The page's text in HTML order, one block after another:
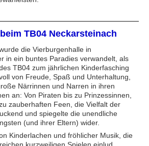
TB04 Neckarsteinach
die Vierburgenhalle in
in ein buntes Paradies verwandelt, als
TB04 zum jährlichen Kinderfasching
von Freude, Spaß und Unterhaltung,
Närrinnen und Narren in ihren
an: Von Piraten bis zu Prinzessinnen,
zauberhaften Feen, die Vielfalt der
und spiegelte die unendliche
(und ihrer Eltern) wider.
Kinderlachen und fröhlicher Musik, die